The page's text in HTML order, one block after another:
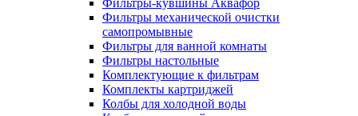
Фильтры-кувшины Аквафор
Фильтры механической очистки
самопромывные
Фильтры для ванной комнаты
Фильтры настольные
Комплектующие к фильтрам
Комплекты картриджей
Колбы для холодной воды